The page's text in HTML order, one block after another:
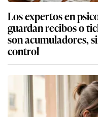
Los expertos en
guardan recibos o
son acumuladores,
control